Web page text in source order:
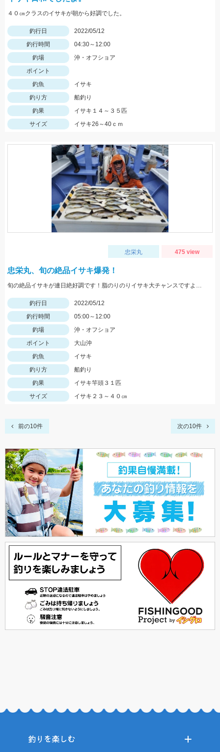
４０㎝クラスのイサキが朝から好調でした。
釣行日
2022/05/12
釣行時間
04:30～12:00
釣場
沖・オフショア
ポイント
釣魚
イサキ
釣り方
船釣り
釣果
イサキ１４～３５匹
サイズ
イサキ26～40ｃｍ
忠栄丸 475 view
忠栄丸、旬の絶品イサキ爆発！
旬の絶品イサキが連日絶好調です！脂のりのりイサキ大チャンスですよ！是非どうぞ！
釣行日
2022/05/12
釣行時間
05:00～12:00
釣場
沖・オフショア
ポイント
大山沖
釣魚
イサキ
釣り方
船釣り
釣果
イサキ竿頭３１匹
サイズ
イサキ２３～４０㎝
前の10件 次の10件
釣りを楽しむ